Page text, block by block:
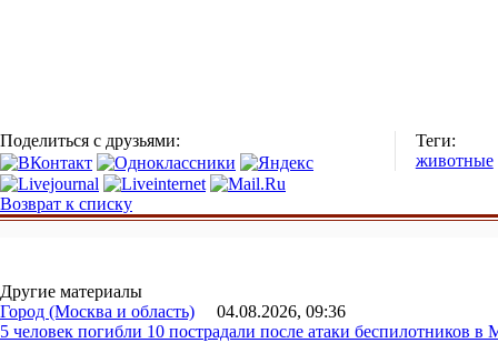
Поделиться с друзьями:
Теги:
животные
Возврат к списку
Другие материалы
Город (Москва и область) 04.08.2026, 09:36
5 человек погибли 10 пострадали после атаки беспилотников в